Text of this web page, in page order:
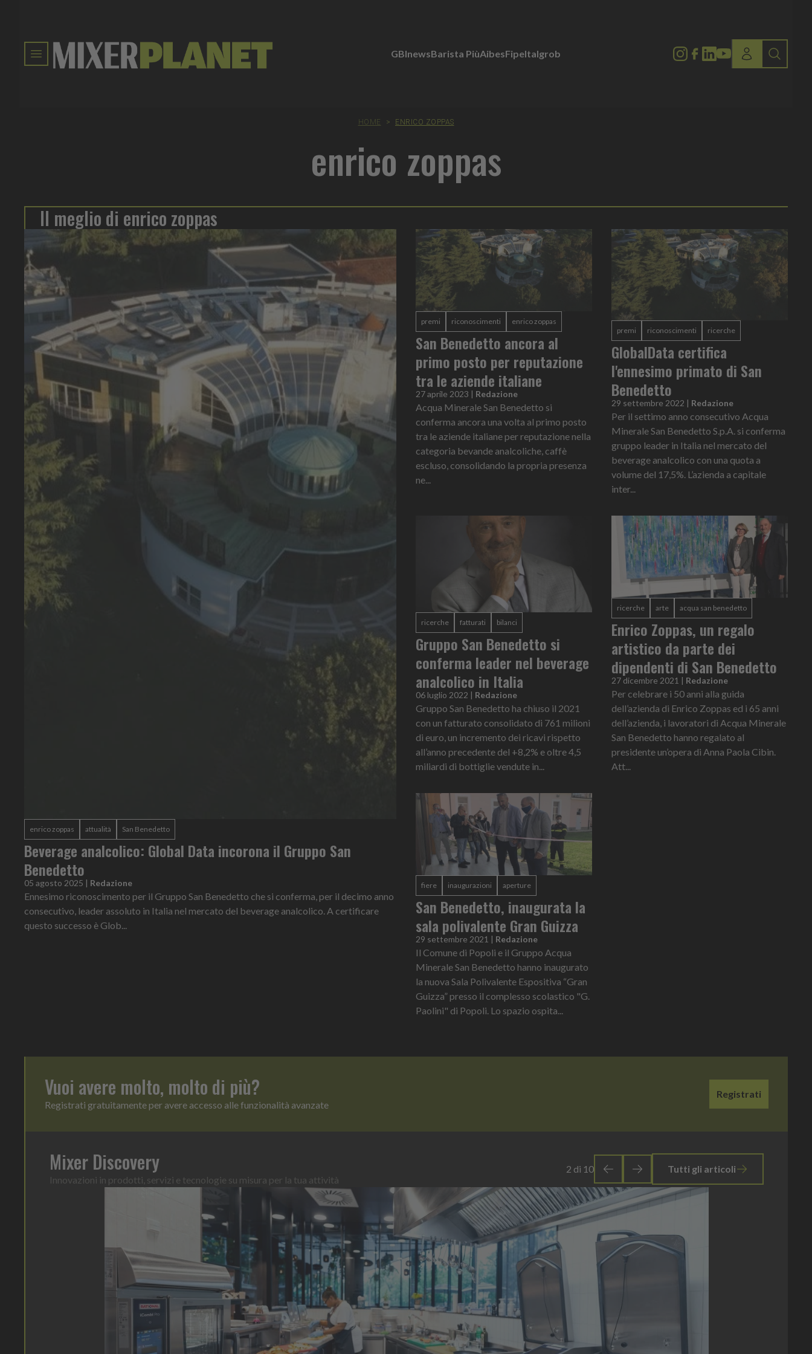
GBInewsBarista PiùAibesFipeItalgrob
HOME > ENRICO ZOPPAS
enrico zoppas
Il meglio di enrico zoppas
enrico zoppas attualità San Benedetto
Beverage analcolico: Global Data incorona il Gruppo San
Benedetto
05 agosto 2025 | Redazione
Ennesimo riconoscimento per il Gruppo San Benedetto che si conferma, per il decimo anno
consecutivo, leader assoluto in Italia nel mercato del beverage analcolico. A certificare
questo successo è Glob...
premi riconoscimenti enrico zoppas
San Benedetto ancora al
primo posto per reputazione
tra le aziende italiane
27 aprile 2023 | Redazione
Acqua Minerale San Benedetto si
conferma ancora una volta al primo posto
tra le aziende italiane per reputazione nella
categoria bevande analcoliche, caffè
escluso, consolidando la propria presenza
ne...
premi riconoscimenti ricerche
GlobalData certifica
l'ennesimo primato di San
Benedetto
29 settembre 2022 | Redazione
Per il settimo anno consecutivo Acqua
Minerale San Benedetto S.p.A. si conferma
gruppo leader in Italia nel mercato del
beverage analcolico con una quota a
volume del 17,5%. L’azienda a capitale
inter...
ricerche fatturati bilanci
Gruppo San Benedetto si
conferma leader nel beverage
analcolico in Italia
06 luglio 2022 | Redazione
Gruppo San Benedetto ha chiuso il 2021
con un fatturato consolidato di 761 milioni
di euro, un incremento dei ricavi rispetto
all’anno precedente del +8,2% e oltre 4,5
miliardi di bottiglie vendute in...
ricerche arte acqua san benedetto
Enrico Zoppas, un regalo
artistico da parte dei
dipendenti di San Benedetto
27 dicembre 2021 | Redazione
Per celebrare i 50 anni alla guida
dell’azienda di Enrico Zoppas ed i 65 anni
dell’azienda, i lavoratori di Acqua Minerale
San Benedetto hanno regalato al
presidente un’opera di Anna Paola Cibin.
Att...
fiere inaugurazioni aperture
San Benedetto, inaugurata la
sala polivalente Gran Guizza
29 settembre 2021 | Redazione
Il Comune di Popoli e il Gruppo Acqua
Minerale San Benedetto hanno inaugurato
la nuova Sala Polivalente Espositiva “Gran
Guizza” presso il complesso scolastico "G.
Paolini" di Popoli. Lo spazio ospita...
Vuoi avere molto, molto di più?
Registrati gratuitamente per avere accesso alle funzionalità avanzate
Registrati
Mixer Discovery
Innovazioni in prodotti, servizi e tecnologie su misura per la tua attività
3 di 10 Tutti gli articoli